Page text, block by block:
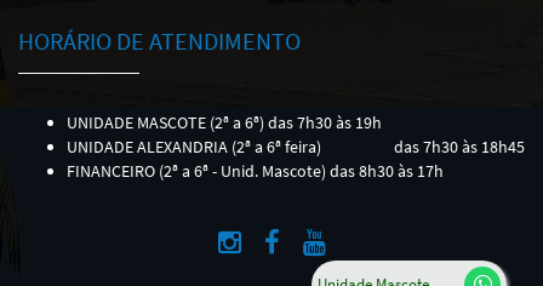
HORÁRIO DE ATENDIMENTO
UNIDADE MASCOTE (2ª a 6ª) das 7h30 às 19h
UNIDADE ALEXANDRIA (2ª a 6ª feira)
das 7h30 às 18h45
FINANCEIRO (2ª a 6ª - Unid. Mascote) das 8h30 às 17h